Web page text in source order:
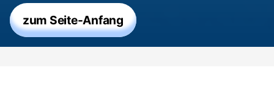
zum Seite-Anfang